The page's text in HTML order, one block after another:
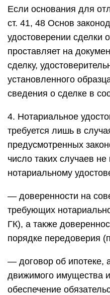
Если основания для
ст. 41, 48 Основ
удостоверении сделки
проставляет на
сделку,
установленного
сведения о сделке в
4. Нотариальное
требуется лишь в
предусмотренных
число таких случаев
нотариальному
— доверенности на
требующих
ГК), а также
порядке передоверия
— договор об ипотеке,
движимого имущества
обеспечение